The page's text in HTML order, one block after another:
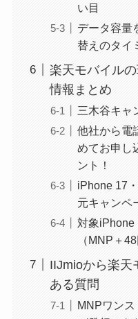
い目
データ容量
替えのタイ
楽天モバイル
情報まとめ
三木谷キャ
他社から電
めてお申し
ント！
iPhone 17
元キャンペ
対象iPhone
（MNP＋
IIJmioから楽天
ある質問
MNPワン